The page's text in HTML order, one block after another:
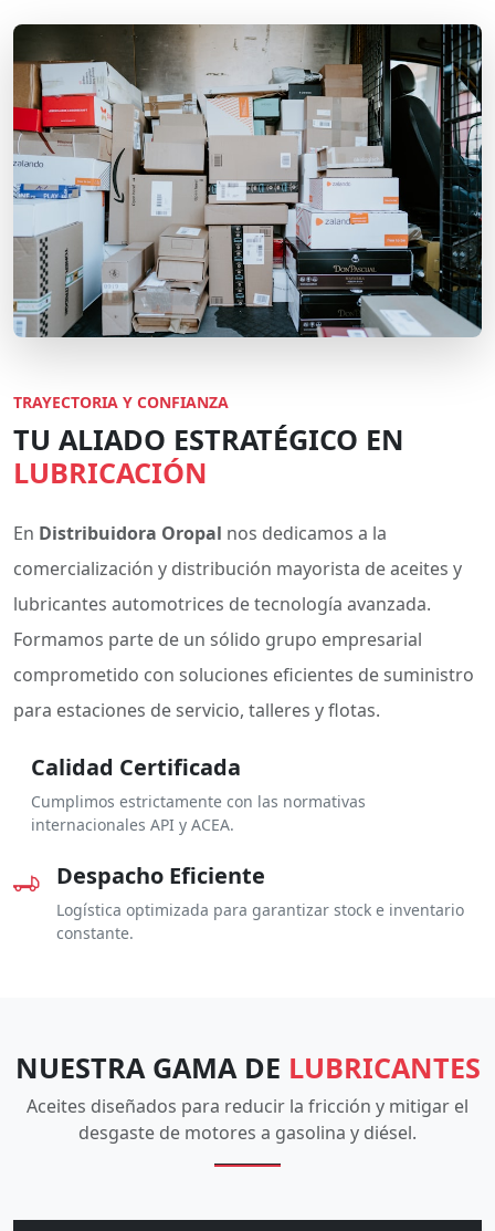
TRAYECTORIA Y CONFIANZA
TU ALIADO ESTRATÉGICO EN
LUBRICACIÓN
En Distribuidora Oropal nos dedicamos a la
comercialización y distribución mayorista de aceites y
lubricantes automotrices de tecnología avanzada.
Formamos parte de un sólido grupo empresarial
comprometido con soluciones eficientes de suministro
para estaciones de servicio, talleres y flotas.
Calidad Certificada
Cumplimos estrictamente con las normativas
internacionales API y ACEA.
Despacho Eficiente
Logística optimizada para garantizar stock e inventario
constante.
NUESTRA GAMA DE LUBRICANTES
Aceites diseñados para reducir la fricción y mitigar el
desgaste de motores a gasolina y diésel.